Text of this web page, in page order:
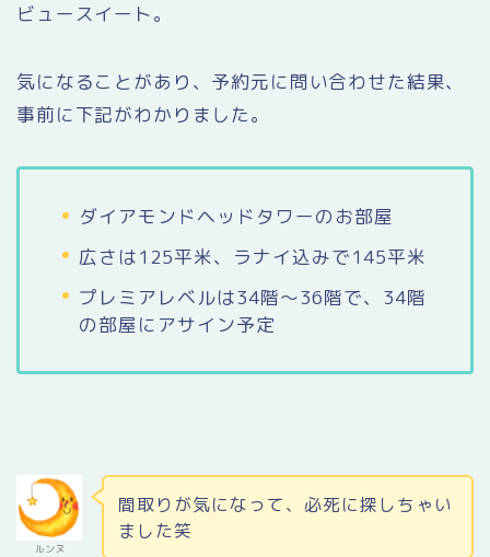
ビュースイート。
気になることがあり、予約元に問い合わせた結果、
事前に下記がわかりました。
ダイアモンドヘッドタワーのお部屋
広さは125平米、ラナイ込みで145平米
プレミアレベルは34階〜36階で、34階
の部屋にアサイン予定
ルンヌ
間取りが気になって、必死に探しちゃい
ました笑